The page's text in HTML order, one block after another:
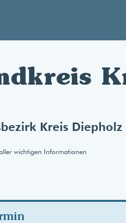
Kreis Diepholz
wichtigen Informationen